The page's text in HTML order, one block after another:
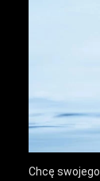
Chcę swojego